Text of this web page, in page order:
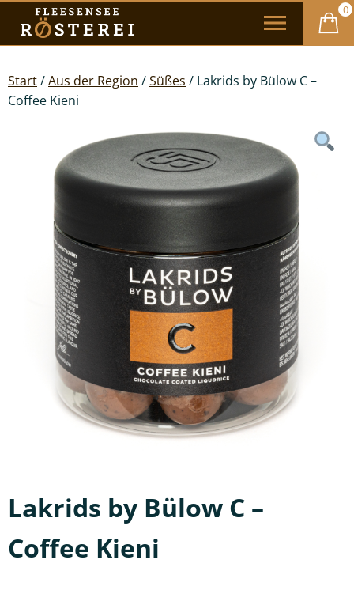
0
Start/Aus der Region /Süßes / Lakrids by Bülow C –
Coffee Kieni
Lakrids by Bülow C –
Coffee Kieni